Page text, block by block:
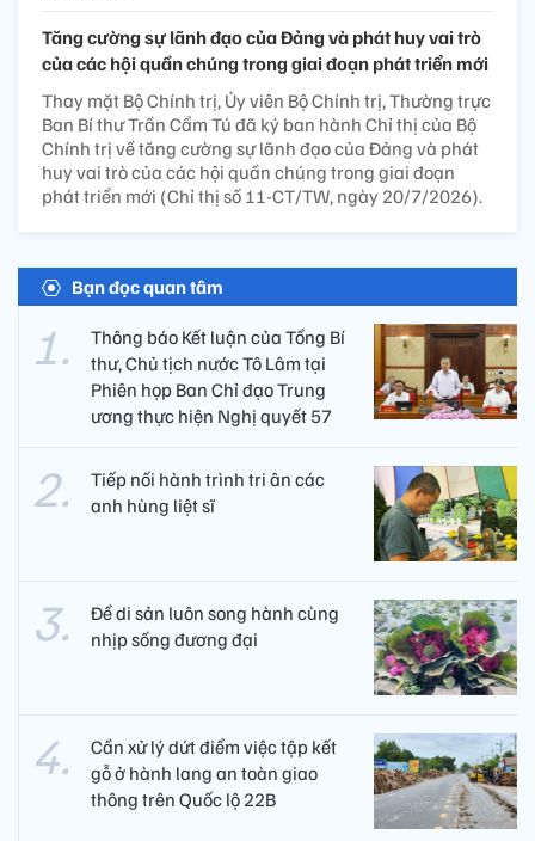
Tăng cường sự lãnh đạo của Đảng và phát huy vai trò
của các hội quần chúng trong giai đoạn phát triển mới
Thay mặt Bộ Chính trị, Ủy viên Bộ Chính trị, Thường trực
Ban Bí thư Trần Cẩm Tú đã ký ban hành Chỉ thị của Bộ
Chính trị về tăng cường sự lãnh đạo của Đảng và phát
huy vai trò của các hội quần chúng trong giai đoạn
phát triển mới (Chỉ thị số 11-CT/TW, ngày 20/7/2026).
Bạn đọc quan tâm
Thông báo Kết luận của Tổng Bí
thư, Chủ tịch nước Tô Lâm tại
Phiên họp Ban Chỉ đạo Trung
ương thực hiện Nghị quyết 57
Tiếp nối hành trình tri ân các
anh hùng liệt sĩ ​
Để di sản luôn song hành cùng
nhịp sống đương đại
Cần xử lý dứt điểm việc tập kết
gỗ ở hành lang an toàn giao
thông trên Quốc lộ 22B